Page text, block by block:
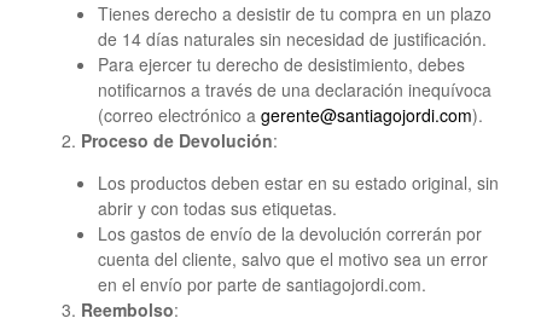
Tienes derecho a desistir de tu compra en un plazo
de 14 días naturales sin necesidad de justificación.
Para ejercer tu derecho de desistimiento, debes
notificarnos a través de una declaración inequívoca
(correo electrónico a gerente@santiagojordi.com).
Proceso de Devolución:
Los productos deben estar en su estado original, sin
abrir y con todas sus etiquetas.
Los gastos de envío de la devolución correrán por
cuenta del cliente, salvo que el motivo sea un error
en el envío por parte de santiagojordi.com.
Reembolso: